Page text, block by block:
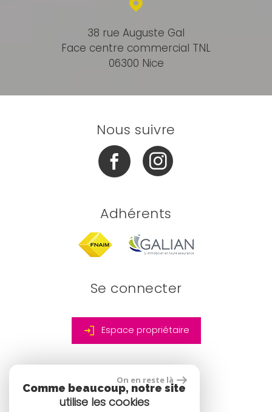
38 rue Auguste Gal
Face centre commercial TNL
06300 Nice
Nous suivre
Adhérents
Se connecter
Espace propriétaire
site réalisé par
On en reste là
Comme beaucoup, notre site
utilise les cookies